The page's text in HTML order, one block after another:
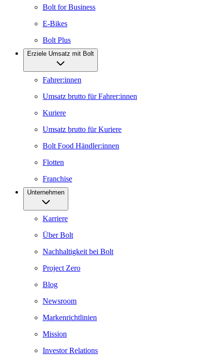
Bolt for Business
E-Bikes
Bolt Plus
Erziele Umsatz mit Bolt
Fahrer:innen
Umsatz brutto für Fahrer:innen
Kuriere
Umsatz brutto für Kuriere
Bolt Food Händler:innen
Flotten
Franchise
Unternehmen
Karriere
Über Bolt
Nachhaltigkeit bei Bolt
Project Zero
Blog
Newsroom
Markenrichtlinien
Mission
Investor Relations